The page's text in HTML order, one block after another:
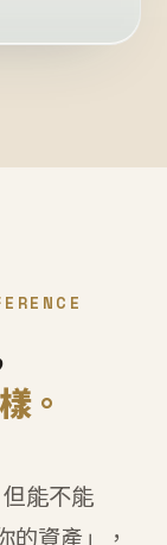
。
能不能
的資產」，